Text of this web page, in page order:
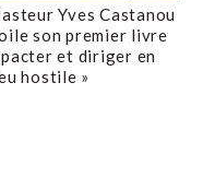
Yves Castanou
son premier livre
et diriger en
hostile »